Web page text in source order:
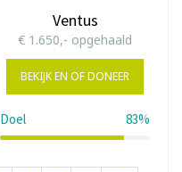
Ventus
€ 1.650,- opgehaald
BEKIJK EN OF DONEER
Doel 83%
83%